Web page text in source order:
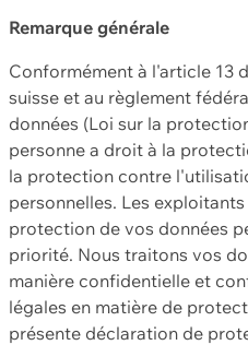
Remarque générale
Conformément à l'article 13
suisse et au règlement
données (Loi sur la
personne a droit à la
la protection contre
personnelles. Les
protection de vos données
priorité. Nous traitons vos
manière confidentielle et
légales en matière de
présente déclaration de